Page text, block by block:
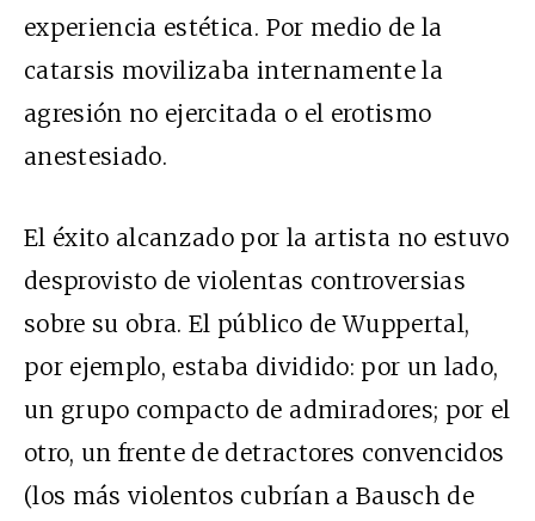
experiencia estética. Por medio de la
catarsis movilizaba internamente la
agresión no ejercitada o el erotismo
anestesiado.
El éxito alcanzado por la artista no estuvo
desprovisto de violentas controversias
sobre su obra. El público de Wuppertal,
por ejemplo, estaba dividido: por un lado,
un grupo compacto de admiradores; por el
otro, un frente de detractores convencidos
(los más violentos cubrían a Bausch de